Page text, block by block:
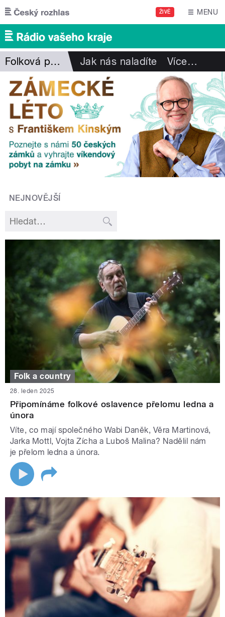
Přejít k hlavnímu obsahu
ŽIVĚ MENU
Folková pohlazení Jak nás naladíte Více…
NEJNOVĚJŠÍ
Folk a country
28. leden 2025
Připomínáme folkové oslavence přelomu ledna a
února
Víte, co mají společného Wabi Daněk, Věra Martinová,
Jarka Mottl, Vojta Zícha a Luboš Malina? Nadělil nám
je přelom ledna a února.